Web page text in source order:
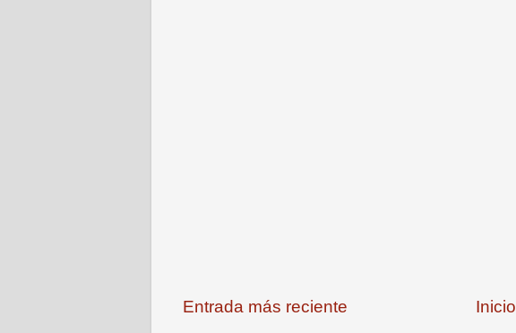
Entrada más reciente Inicio